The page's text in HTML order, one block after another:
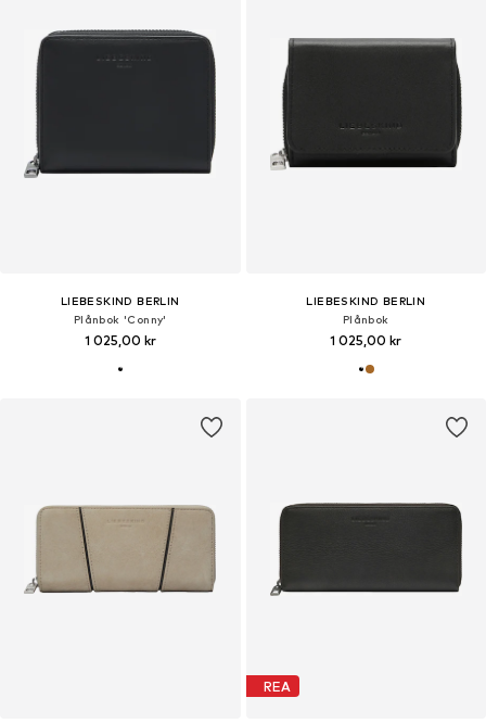
LIEBESKIND BERLIN
Plånbok 'Conny'
1 025,00 kr
LIEBESKIND BERLIN
Plånbok
1 025,00 kr
REA